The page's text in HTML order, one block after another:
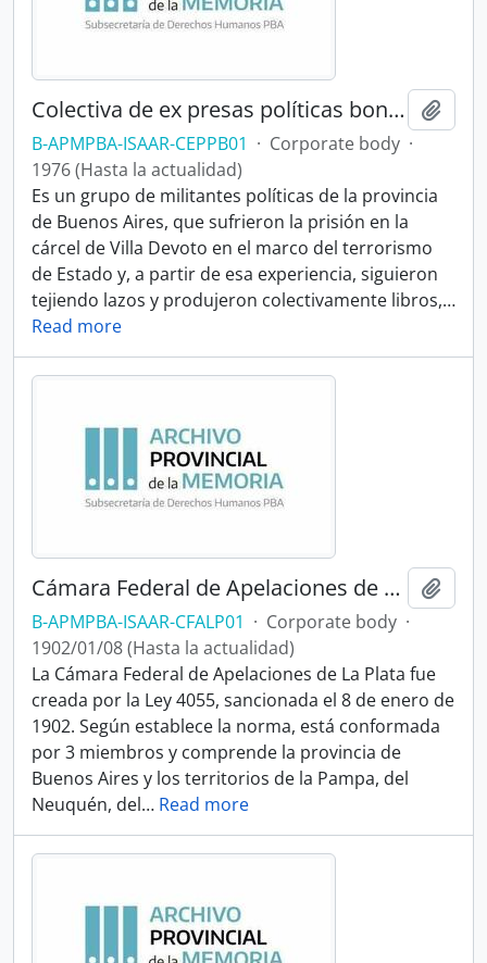
Colectiva de ex presas políticas bonaerenses
B-APMPBA-ISAAR-CEPPB01 · Corporate body ·
1976 (Hasta la actualidad)
Es un grupo de militantes políticas de la provincia
de Buenos Aires, que sufrieron la prisión en la
cárcel de Villa Devoto en el marco del terrorismo
de Estado y, a partir de esa experiencia, siguieron
tejiendo lazos y produjeron colectivamente libros,…
Read more
Cámara Federal de Apelaciones de La Plata
B-APMPBA-ISAAR-CFALP01 · Corporate body ·
1902/01/08 (Hasta la actualidad)
La Cámara Federal de Apelaciones de La Plata fue
creada por la Ley 4055, sancionada el 8 de enero de
1902. Según establece la norma, está conformada
por 3 miembros y comprende la provincia de
Buenos Aires y los territorios de la Pampa, del
Neuquén, del… Read more